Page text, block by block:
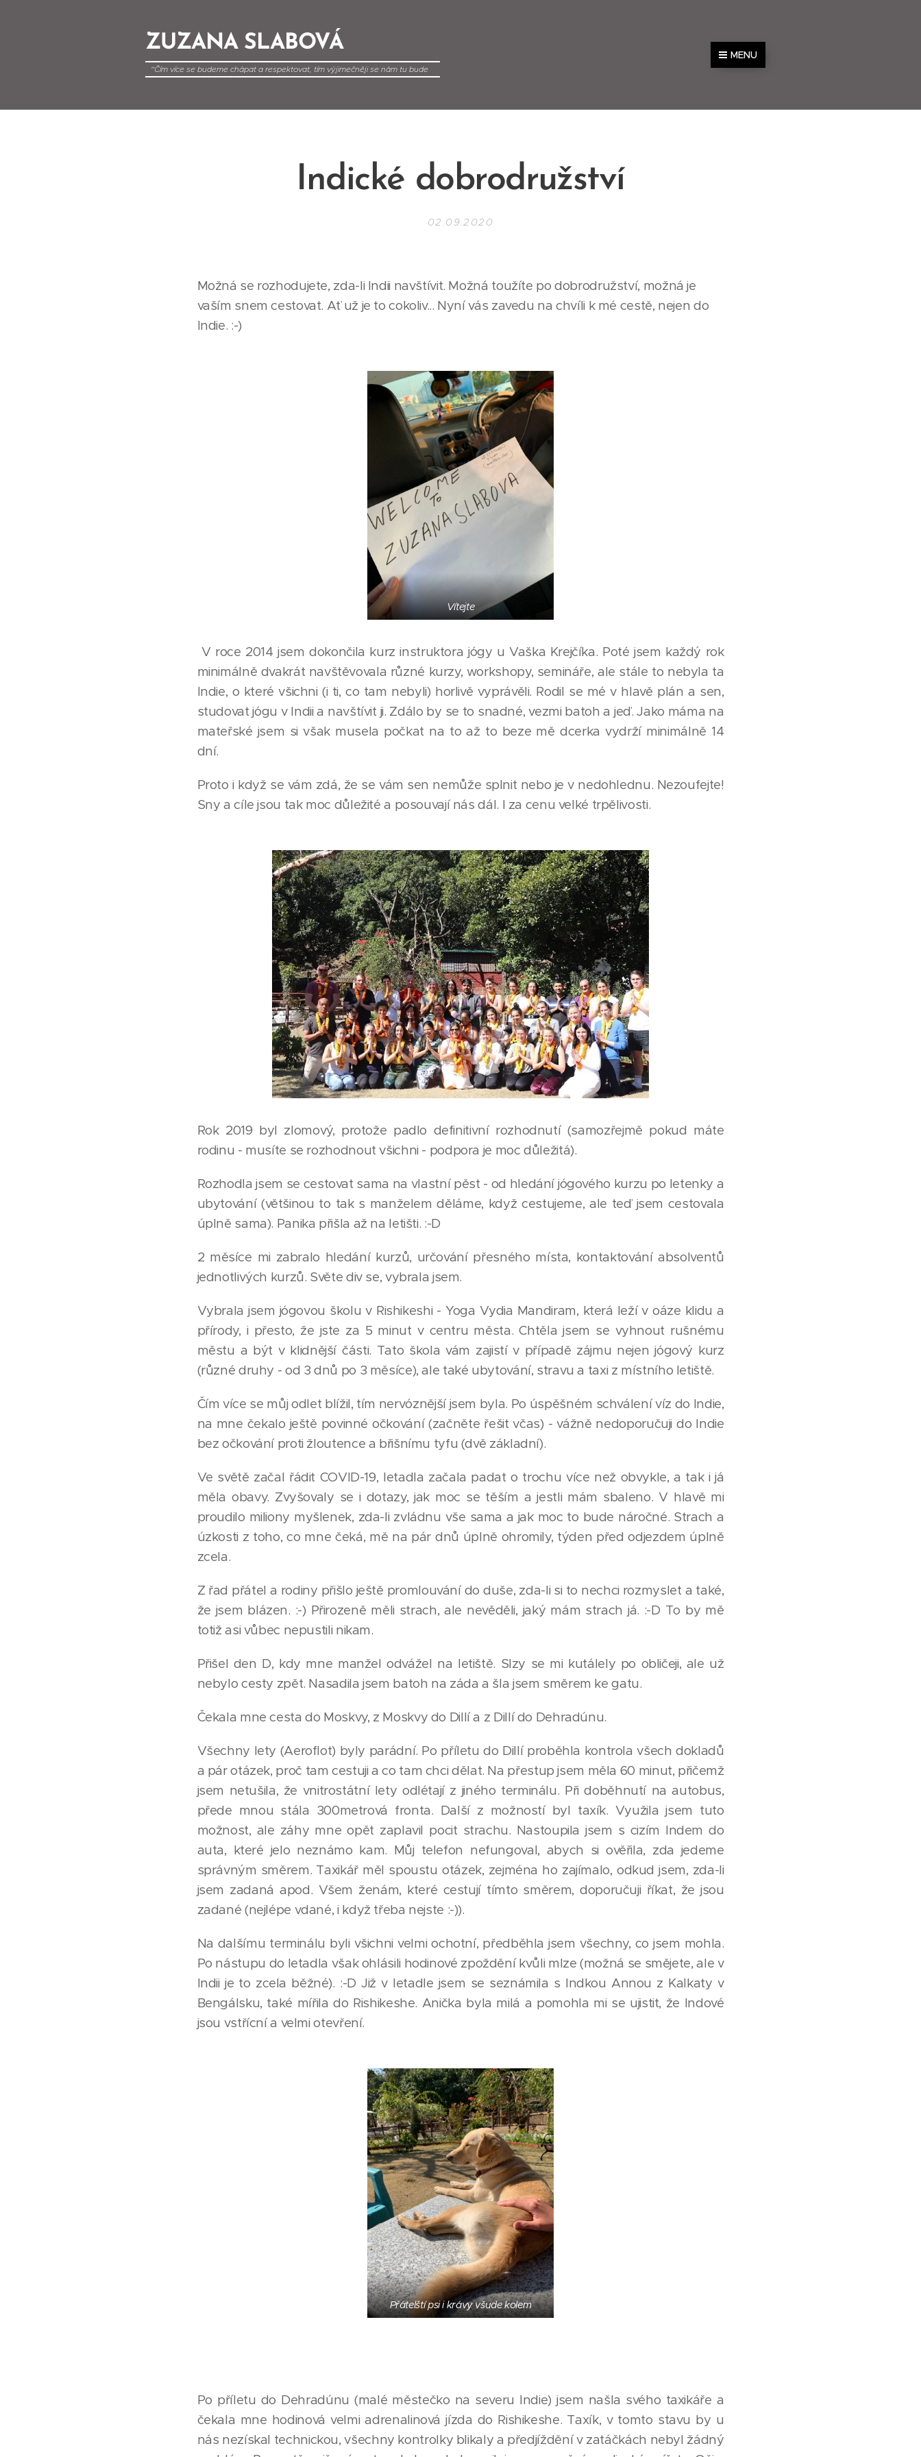
ZUZANA SLABOVÁ
"Čím více se budeme chápat a respektovat, tím výjimečněji se nám tu bude
MENU
Indické dobrodružství
02.09.2020
Možná se rozhodujete, zda-li Indii navštívit. Možná toužíte po dobrodružství, možná je
vaším snem cestovat. Ať už je to cokoliv... Nyní vás zavedu na chvíli k mé cestě, nejen do
Indie. :-)
Vítejte
V roce 2014 jsem dokončila kurz instruktora jógy u Vaška Krejčíka. Poté jsem každý rok
minimálně dvakrát navštěvovala různé kurzy, workshopy, semináře, ale stále to nebyla ta
Indie, o které všichni (i ti, co tam nebyli) horlivě vyprávěli. Rodil se mé v hlavě plán a sen,
studovat jógu v Indii a navštívit ji. Zdálo by se to snadné, vezmi batoh a jeď. Jako máma na
mateřské jsem si však musela počkat na to až to beze mě dcerka vydrží minimálně 14
dní.
Proto i když se vám zdá, že se vám sen nemůže splnit nebo je v nedohlednu. Nezoufejte!
Sny a cíle jsou tak moc důležité a posouvají nás dál. I za cenu velké trpělivosti.
Rok 2019 byl zlomový, protože padlo definitivní rozhodnutí (samozřejmě pokud máte
rodinu - musíte se rozhodnout všichni - podpora je moc důležitá).
Rozhodla jsem se cestovat sama na vlastní pěst - od hledání jógového kurzu po letenky a
ubytování (většinou to tak s manželem děláme, když cestujeme, ale teď jsem cestovala
úplně sama). Panika přišla až na letišti. :-D
2 měsíce mi zabralo hledání kurzů, určování přesného místa, kontaktování absolventů
jednotlivých kurzů. Světe div se, vybrala jsem.
Vybrala jsem jógovou školu v Rishikeshi - Yoga Vydia Mandiram, která leží v oáze klidu a
přírody, i přesto, že jste za 5 minut v centru města. Chtěla jsem se vyhnout rušnému
městu a být v klidnější části. Tato škola vám zajistí v případě zájmu nejen jógový kurz
(různé druhy - od 3 dnů po 3 měsíce), ale také ubytování, stravu a taxi z místního letiště.
Čím více se můj odlet blížil, tím nervóznější jsem byla. Po úspěšném schválení víz do Indie,
na mne čekalo ještě povinné očkování (začněte řešit včas) - vážně nedoporučuji do Indie
bez očkování proti žloutence a břišnímu tyfu (dvě základní).
Ve světě začal řádit COVID-19, letadla začala padat o trochu více než obvykle, a tak i já
měla obavy. Zvyšovaly se i dotazy, jak moc se těším a jestli mám sbaleno. V hlavě mi
proudilo miliony myšlenek, zda-li zvládnu vše sama a jak moc to bude náročné. Strach a
úzkosti z toho, co mne čeká, mě na pár dnů úplně ohromily, týden před odjezdem úplně
zcela.
Z řad přátel a rodiny přišlo ještě promlouvání do duše, zda-li si to nechci rozmyslet a také,
že jsem blázen. :-) Přirozeně měli strach, ale nevěděli, jaký mám strach já. :-D To by mě
totiž asi vůbec nepustili nikam.
Přišel den D, kdy mne manžel odvážel na letiště. Slzy se mi kutálely po obličeji, ale už
nebylo cesty zpět. Nasadila jsem batoh na záda a šla jsem směrem ke gatu.
Čekala mne cesta do Moskvy, z Moskvy do Dillí a z Dillí do Dehradúnu.
Všechny lety (Aeroflot) byly parádní. Po příletu do Dillí proběhla kontrola všech dokladů
a pár otázek, proč tam cestuji a co tam chci dělat. Na přestup jsem měla 60 minut, přičemž
jsem netušila, že vnitrostátní lety odlétají z jiného terminálu. Při doběhnutí na autobus,
přede mnou stála 300metrová fronta. Další z možností byl taxík. Využila jsem tuto
možnost, ale záhy mne opět zaplavil pocit strachu. Nastoupila jsem s cizím Indem do
auta, které jelo neznámo kam. Můj telefon nefungoval, abych si ověřila, zda jedeme
správným směrem. Taxikář měl spoustu otázek, zejména ho zajímalo, odkud jsem, zda-li
jsem zadaná apod. Všem ženám, které cestují tímto směrem, doporučuji říkat, že jsou
zadané (nejlépe vdané, i když třeba nejste :-)).
Na dalšímu terminálu byli všichni velmi ochotní, předběhla jsem všechny, co jsem mohla.
Po nástupu do letadla však ohlásili hodinové zpoždění kvůli mlze (možná se smějete, ale v
Indii je to zcela běžné). :-D Již v letadle jsem se seznámila s Indkou Annou z Kalkaty v
Bengálsku, také mířila do Rishikeshe. Anička byla milá a pomohla mi se ujistit, že Indové
jsou vstřícní a velmi otevření.
Přátelští psi i krávy všude kolem
Po příletu do Dehradúnu (malé městečko na severu Indie) jsem našla svého taxikáře a
čekala mne hodinová velmi adrenalinová jízda do Rishikeshe. Taxík, v tomto stavu by u
nás nezískal technickou, všechny kontrolky blikaly a předjíždění v zatáčkách nebyl žádný